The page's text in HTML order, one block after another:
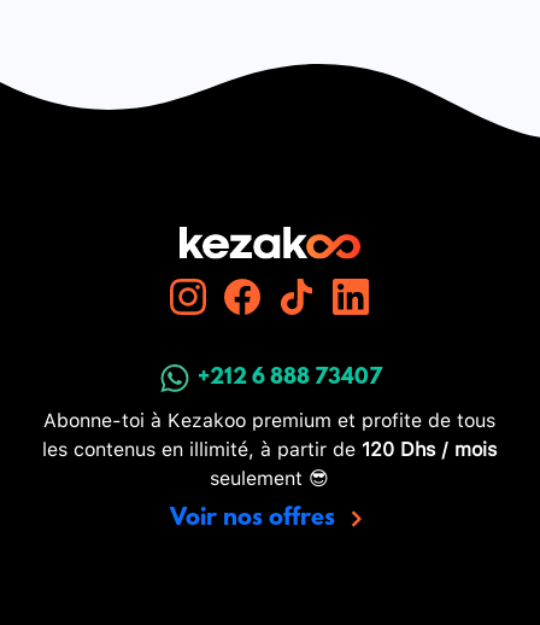
+212 6 888 73407
Abonne-toi à Kezakoo premium et profite de tous
les contenus en illimité, à partir de 120 Dhs / mois
seulement 😎
Voir nos offres